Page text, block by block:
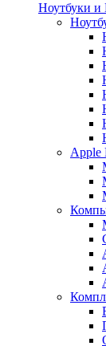
Ноутбуки
Apple